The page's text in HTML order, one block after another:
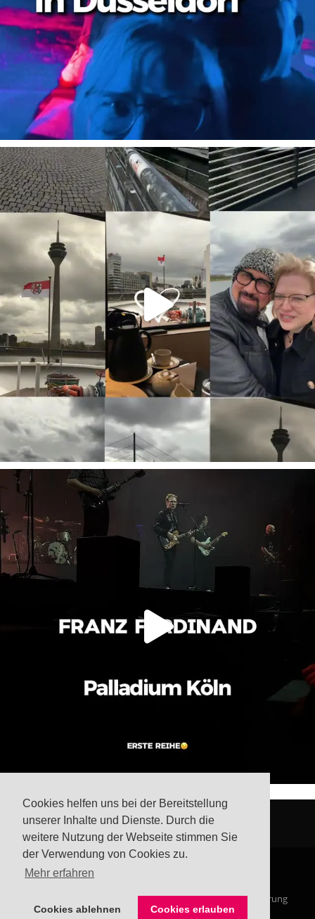
Cookies helfen uns bei der Bereitstellung
unserer Inhalte und Dienste. Durch die
weitere Nutzung der Webseite stimmen Sie
der Verwendung von Cookies zu.
Mehr erfahren
Cookies ablehnen Cookies erlauben
Impressum Datenschutzerklärung